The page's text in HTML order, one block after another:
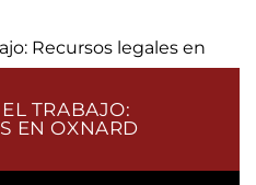
TRABAJO:
EN OXNARD